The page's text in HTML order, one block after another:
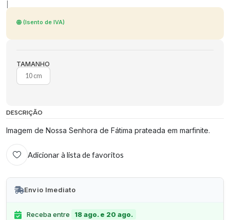
(Isento de IVA)
TAMANHO
10 cm
DESCRIÇÃO
Imagem de Nossa Senhora de Fátima prateada em marfinite.
Adicionar à lista de favoritos
Envio Imediato
Receba entre 18 ago. e 20 ago.